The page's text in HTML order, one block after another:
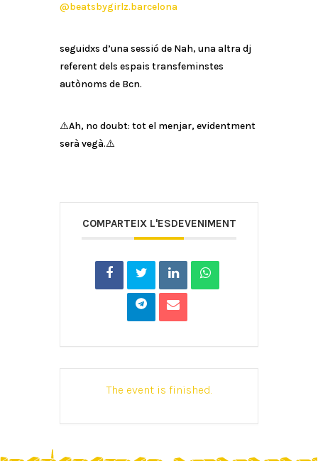
@beatsbygirlz.barcelona
seguidxs d’una sessió de Nah, una altra dj
referent dels espais transfeminstes
autònoms de Bcn.
⚠️Ah, no doubt: tot el menjar, evidentment
serà vegà.⚠️
COMPARTEIX L'ESDEVENIMENT
The event is finished.